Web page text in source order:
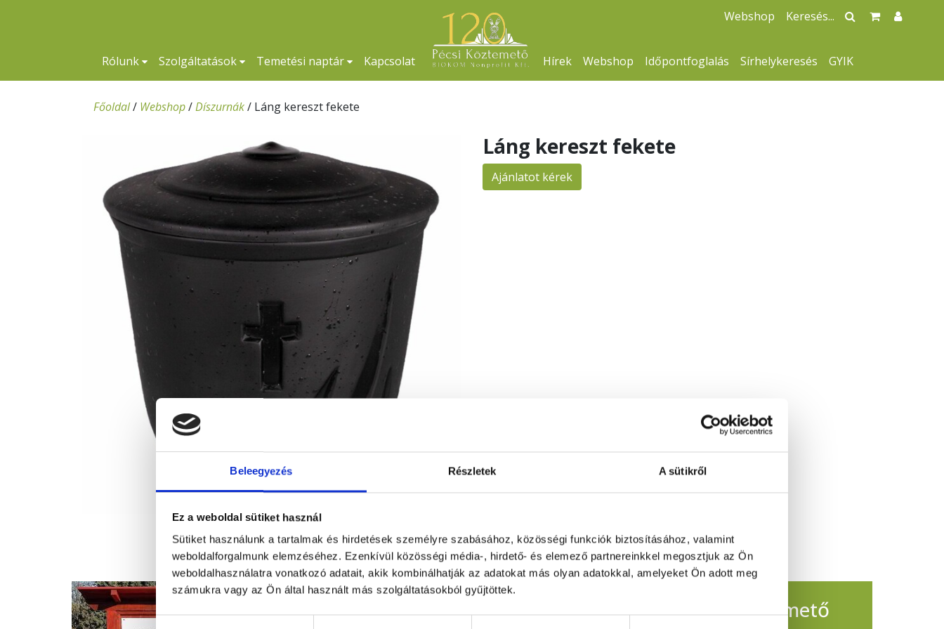
Beleegyezés Részletek A sütikről
Ez a weboldal sütiket használ
Sütiket használunk a tartalmak és hirdetések személyre szabásához, közösségi funkciók biztosításához, valamint
weboldalforgalmunk elemzéséhez. Ezenkívül közösségi média-, hirdető- és elemező partnereinkkel megosztjuk az Ön
weboldalhasználatra vonatkozó adatait, akik kombinálhatják az adatokat más olyan adatokkal, amelyeket Ön adott meg
számukra vagy az Ön által használt más szolgáltatásokból gyűjtöttek.
Hozzájárulás
Rólunk Szolgáltatások Temetési naptár Kapcsolat Hírek Webshop Időpontfoglalás Sírhelykeresés GYIK
Webshop
Főoldal/ Webshop/Díszurnák/ Láng kereszt fekete
Láng kereszt fekete
Ajánlatot kérek
Figyelem! Módosul a Pécsi Köztemető